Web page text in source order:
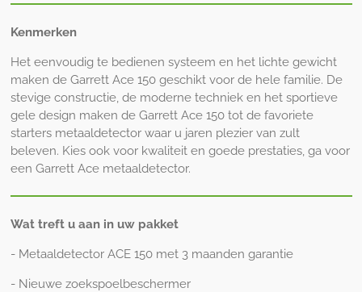
Kenmerken
Het eenvoudig te bedienen systeem en het lichte gewicht
maken de Garrett Ace 150 geschikt voor de hele familie. De
stevige constructie, de moderne techniek en het sportieve
gele design maken de Garrett Ace 150 tot de favoriete
starters metaaldetector waar u jaren plezier van zult
beleven. Kies ook voor kwaliteit en goede prestaties, ga voor
een Garrett Ace metaaldetector.
Wat treft u aan in uw pakket
- Metaaldetector ACE 150 met 3 maanden garantie
- Nieuwe zoekspoelbeschermer